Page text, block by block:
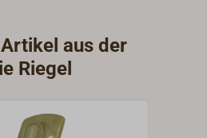
aus der
Riegel